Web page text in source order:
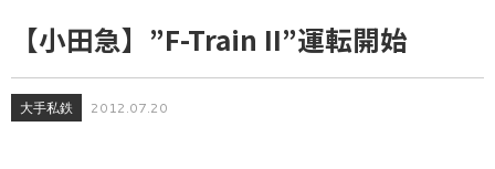
【小田急】”F-Train II”運転開始
大手私鉄 2012.07.20